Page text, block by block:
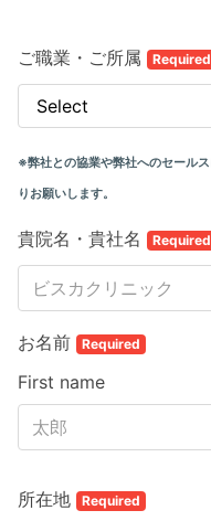
ご職業・ご所属 Required
※弊社との協業や弊社へのセール
りお願いします。
貴院名・貴社名 Required
お名前 Required
First name
所在地 Required